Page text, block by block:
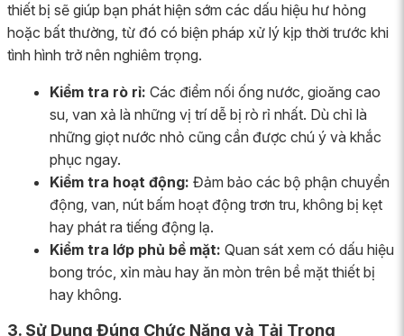
thiết bị sẽ giúp bạn phát hiện sớm các dấu hiệu hư hỏng
hoặc bất thường, từ đó có biện pháp xử lý kịp thời trước khi
tình hình trở nên nghiêm trọng.
Kiểm tra rò rỉ: Các điểm nối ống nước, gioăng cao
su, van xả là những vị trí dễ bị rò rỉ nhất. Dù chỉ là
những giọt nước nhỏ cũng cần được chú ý và khắc
phục ngay.
Kiểm tra hoạt động: Đảm bảo các bộ phận chuyển
động, van, nút bấm hoạt động trơn tru, không bị kẹt
hay phát ra tiếng động lạ.
Kiểm tra lớp phủ bề mặt: Quan sát xem có dấu hiệu
bong tróc, xỉn màu hay ăn mòn trên bề mặt thiết bị
hay không.
3. Sử Dụng Đúng Chức Năng và Tải Trọng